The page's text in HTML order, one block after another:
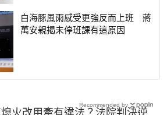
白海豚風雨感受更強反而上班 蔣
萬安親揭未停班課有這原因
火改用牽有違法？法院判決逆
Recommended by